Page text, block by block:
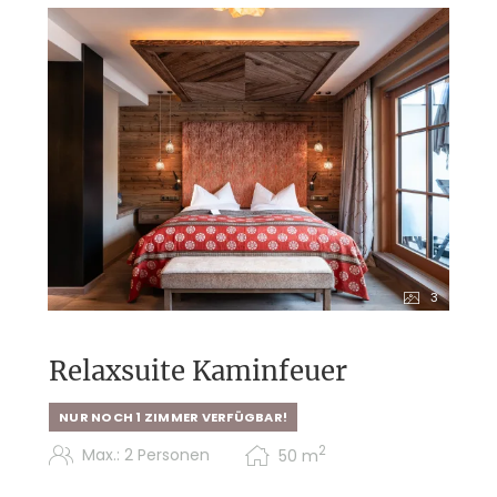
Tuxerhof Rundum-Inklusivleistungen:
Unbegrenzte Outdoor-Möglichkeiten für
jeden Geschmack
Tuxerhof-Rucksack und Trinkflasche für
Ihre Ausflüge
Entspannung garantiert: Alpin Spa mit
Sauna- und Relaxwelten auf 2.200 m²
Programm-Highlights: Almbrunch,
geführte Wander- und Bike-Touren
3
Relaxsuite Kaminfeuer
NUR NOCH 1 ZIMMER VERFÜGBAR!
Max.: 2 Personen 50 m2